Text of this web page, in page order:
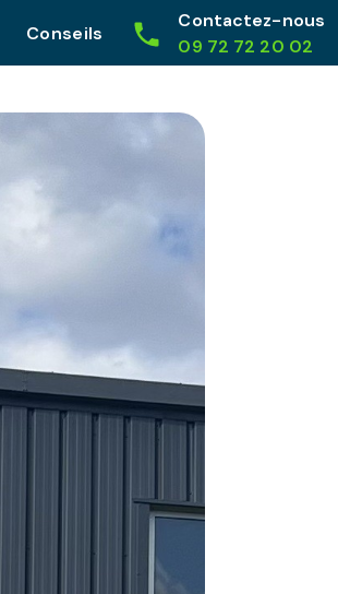
Conseils
Contactez-nous
09 72 72 20 02